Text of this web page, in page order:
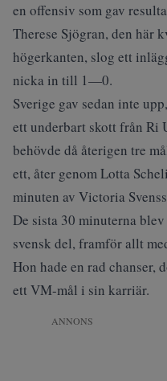
en offensiv som gav
Therese Sjögran, den här
högerkanten, slog ett
nicka in till 1—0.
Sverige gav sedan inte
ett underbart skott från Ri
behövde då återigen tre
ett, åter genom Lotta
minuten av Victoria
De sista 30 minuterna
svensk del, framför allt
Hon hade en rad chanser,
ett VM-mål i sin karriär.
ANNONS